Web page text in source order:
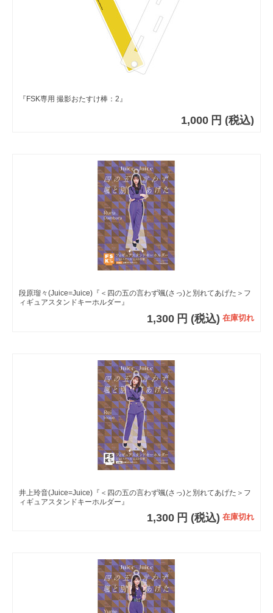
『FSK専用 撮影おたすけ棒：2』
1,000 円 (税込)
段原瑠々(Juice=Juice)『＜四の五の言わず颯(さっ)と別れてあげた＞フ
ィギュアスタンドキーホルダー』
1,300 円 (税込) 在庫切れ
井上玲音(Juice=Juice)『＜四の五の言わず颯(さっ)と別れてあげた＞フ
ィギュアスタンドキーホルダー』
1,300 円 (税込) 在庫切れ